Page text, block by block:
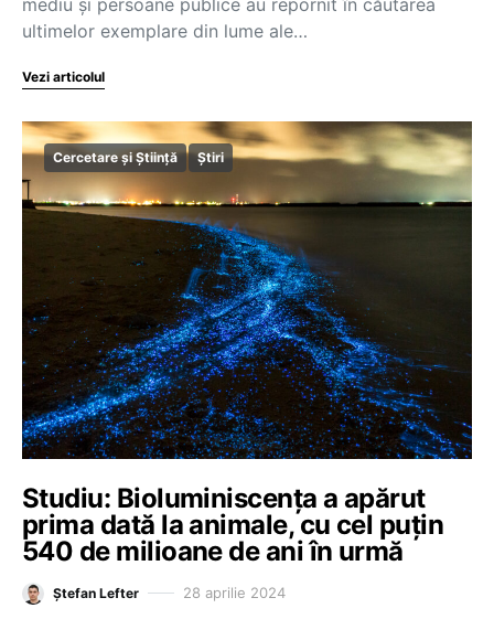
ultimelor exemplare din lume ale…
Vezi articolul
Cercetare și Știință Știri
Studiu: Bioluminiscența a apărut
prima dată la animale, cu cel puțin
540 de milioane de ani în urmă
Ștefan Lefter 28 aprilie 2024